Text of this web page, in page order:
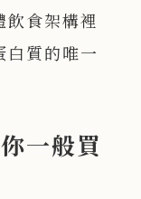
食架構裡
白質的唯一
一般買